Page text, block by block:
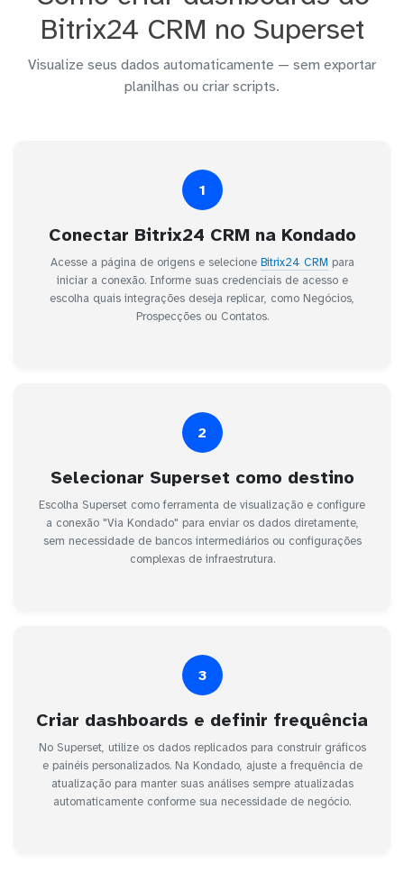
Bitrix24 CRM no Superset
Visualize seus dados automaticamente — sem exportar
planilhas ou criar scripts.
1
Conectar Bitrix24 CRM na Kondado
Acesse a página de origens e selecione Bitrix24 CRM para
iniciar a conexão. Informe suas credenciais de acesso e
escolha quais integrações deseja replicar, como Negócios,
Prospecções ou Contatos.
2
Selecionar Superset como destino
Escolha Superset como ferramenta de visualização e configure
a conexão "Via Kondado" para enviar os dados diretamente,
sem necessidade de bancos intermediários ou configurações
complexas de infraestrutura.
3
Criar dashboards e definir frequência
No Superset, utilize os dados replicados para construir gráficos
e painéis personalizados. Na Kondado, ajuste a frequência de
atualização para manter suas análises sempre atualizadas
automaticamente conforme sua necessidade de negócio.